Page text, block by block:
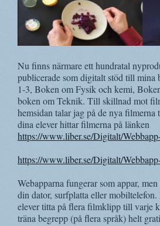
Nu finns närmare ett hundratal
publicerade som digitalt stöd till
1-3, Boken om Fysik och kemi,
boken om Teknik. Till skillnad mot
hemsidan talar jag på de nya filmerna
dina elever hittar filmerna på länken
https://www.liber.se/Digitalt/
https://www.liber.se/Digitalt/
Webapparna fungerar som appar,
din dator, surfplatta eller
elever titta på flera filmklipp till varje
träna begrepp (på flera språk) helt